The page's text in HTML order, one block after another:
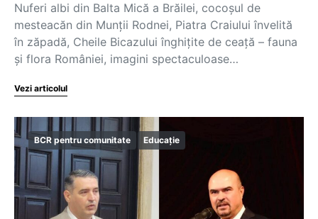
Nuferi albi din Balta Mică a Brăilei, cocoșul de
mesteacăn din Munții Rodnei, Piatra Craiului învelită
în zăpadă, Cheile Bicazului înghițite de ceață – fauna
și flora României, imagini spectaculoase…
Vezi articolul
BCR pentru comunitate Educație